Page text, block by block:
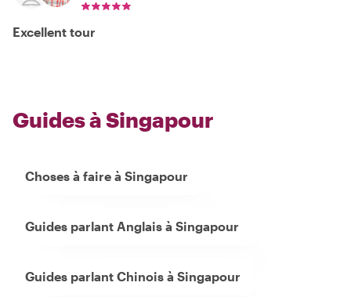
Excellent tour
Guides à Singapour
Choses à faire à Singapour
Guides parlant Anglais à Singapour
Guides parlant Chinois à Singapour